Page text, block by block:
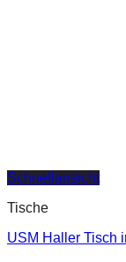
Schnellansicht
Tische
USM Haller Tisch